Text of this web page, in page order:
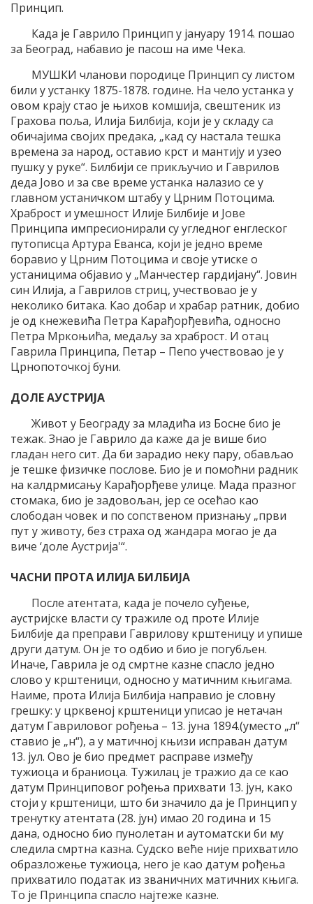
Принцип.
Када је Гаврило Принцип у јануару 1914. пошао
за Београд, набавио је пасош на име Чека.
МУШКИ чланови породице Принцип су листом
били у устанку 1875-1878. године. На чело устанка у
овом крају стао је њихов комшија, свештеник из
Грахова поља, Илија Билбија, који је у складу са
обичајима својих предака, „кад су настала тешка
времена за народ, оставио крст и мантију и узео
пушку у руке“. Билбији се прикључио и Гаврилов
деда Јово и за све време устанка налазио се у
главном устаничком штабу у Црним Потоцима.
Храброст и умешност Илије Билбије и Јове
Принципа импресионирали су угледног енглеског
путописца Артура Еванса, који је једно време
боравио у Црним Потоцима и своје утиске о
устаницима објавио у „Манчестер гардијану“. Јовин
син Илија, а Гаврилов стриц, учествовао је у
неколико битака. Као добар и храбар ратник, добио
је од кнежевића Петра Карађорђевића, односно
Петра Мркоњића, медаљу за храброст. И отац
Гаврила Принципа, Петар – Пепо учествовао је у
Црнопоточкој буни.
ДОЛЕ АУСТРИЈА
Живот у Београду за младића из Босне био је
тежак. Знао је Гаврило да каже да је више био
гладан него сит. Да би зарадио неку пару, обављао
је тешке физичке послове. Био је и помоћни радник
на калдрмисању Карађорђеве улице. Мада празног
стомака, био је задовољан, јер се осећао као
слободан човек и по сопственом признању „први
пут у животу, без страха од жандара могао је да
виче ‘доле Аустрија'“.
ЧАСНИ ПРОТА ИЛИЈА БИЛБИЈА
После атентата, када је почело суђење,
аустријске власти су тражиле од проте Илије
Билбије да преправи Гаврилову крштеницу и упише
други датум. Он је то одбио и био је погубљен.
Иначе, Гаврила је од смртне казне спасло једно
слово у крштеници, односно у матичним књигама.
Наиме, прота Илија Билбија направио је словну
грешку: у црквеној крштеници уписао је нетачан
датум Гавриловог рођења – 13. јуна 1894.(уместо „л“
ставио је „н“), а у матичној књизи исправан датум
13. јул. Ово је био предмет расправе између
тужиоца и браниоца. Тужилац је тражио да се као
датум Принциповог рођења прихвати 13. јун, како
стоји у крштеници, што би значило да је Принцип у
тренутку атентата (28. јун) имао 20 година и 15
дана, односно био пунолетан и аутоматски би му
следила смртна казна. Судско веће није прихватило
образложење тужиоца, него је као датум рођења
прихватило податак из званичних матичних књига.
То је Принципа спасло најтеже казне.